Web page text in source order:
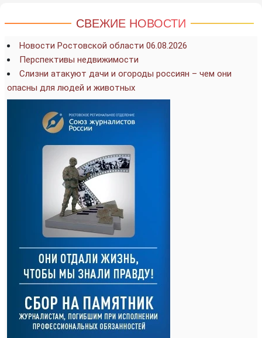
СВЕЖИЕ НОВОСТИ
Новости Ростовской области 06.08.2026
Перспективы недвижимости
Слизни атакуют дачи и огороды россиян – чем они
опасны для людей и животных